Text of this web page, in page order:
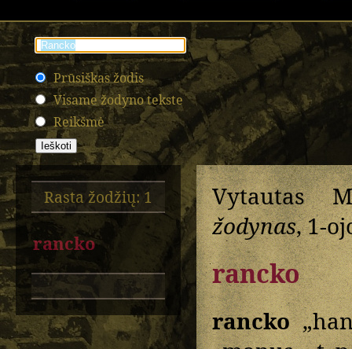
Prūsiškas žodis
Visame žodyno tekste
Reikšmė
Rasta žodžių: 1
rancko
Vytautas
žodynas, 1-
rancko
rancko